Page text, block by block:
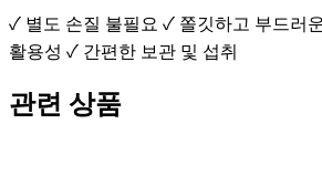
✓ 별도 손질 불필요 ✓ 쫄깃하고 부드러
활용성 ✓ 간편한 보관 및 섭취
관련 상품